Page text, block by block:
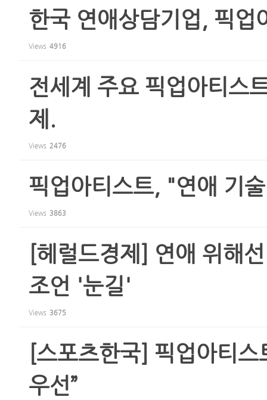
한국 연애상담기업, 픽업
Views 4916
전세계 주요 픽업아티스
제.
Views 2476
픽업아티스트, "연애 기
Views 3863
[헤럴드경제] 연애 위해
조언 '눈길'
Views 3675
[스포츠한국] 픽업아티
우선”